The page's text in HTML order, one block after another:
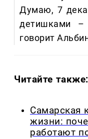
Думаю, 7
детишками –
говорит
Читайте также:
Самарская
жизни:
работают